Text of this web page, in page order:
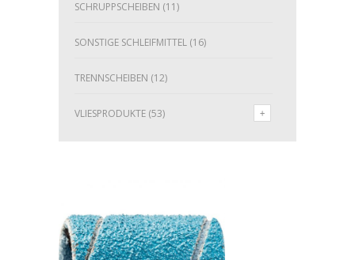
SCHRUPPSCHEIBEN (11)
SONSTIGE SCHLEIFMITTEL (16)
TRENNSCHEIBEN (12)
VLIESPRODUKTE (53)